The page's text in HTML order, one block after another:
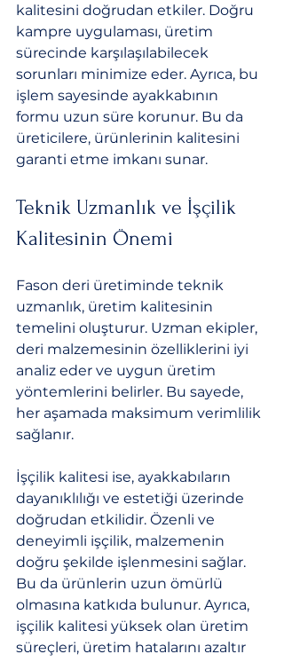
kalitesini doğrudan etkiler. Doğru
kampre uygulaması, üretim
sürecinde karşılaşılabilecek
sorunları minimize eder. Ayrıca, bu
işlem sayesinde ayakkabının
formu uzun süre korunur. Bu da
üreticilere, ürünlerinin kalitesini
garanti etme imkanı sunar.
Teknik Uzmanlık ve İşçilik
Kalitesinin Önemi
Fason deri üretiminde teknik
uzmanlık, üretim kalitesinin
temelini oluşturur. Uzman ekipler,
deri malzemesinin özelliklerini iyi
analiz eder ve uygun üretim
yöntemlerini belirler. Bu sayede,
her aşamada maksimum verimlilik
sağlanır.
İşçilik kalitesi ise, ayakkabıların
dayanıklılığı ve estetiği üzerinde
doğrudan etkilidir. Özenli ve
deneyimli işçilik, malzemenin
doğru şekilde işlenmesini sağlar.
Bu da ürünlerin uzun ömürlü
olmasına katkıda bulunur. Ayrıca,
işçilik kalitesi yüksek olan üretim
süreçleri, üretim hatalarını azaltır